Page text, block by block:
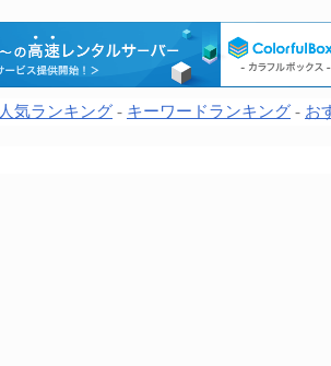
人気ランキング - キーワードランキング - お